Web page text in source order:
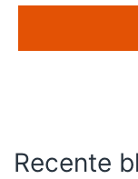
Recente